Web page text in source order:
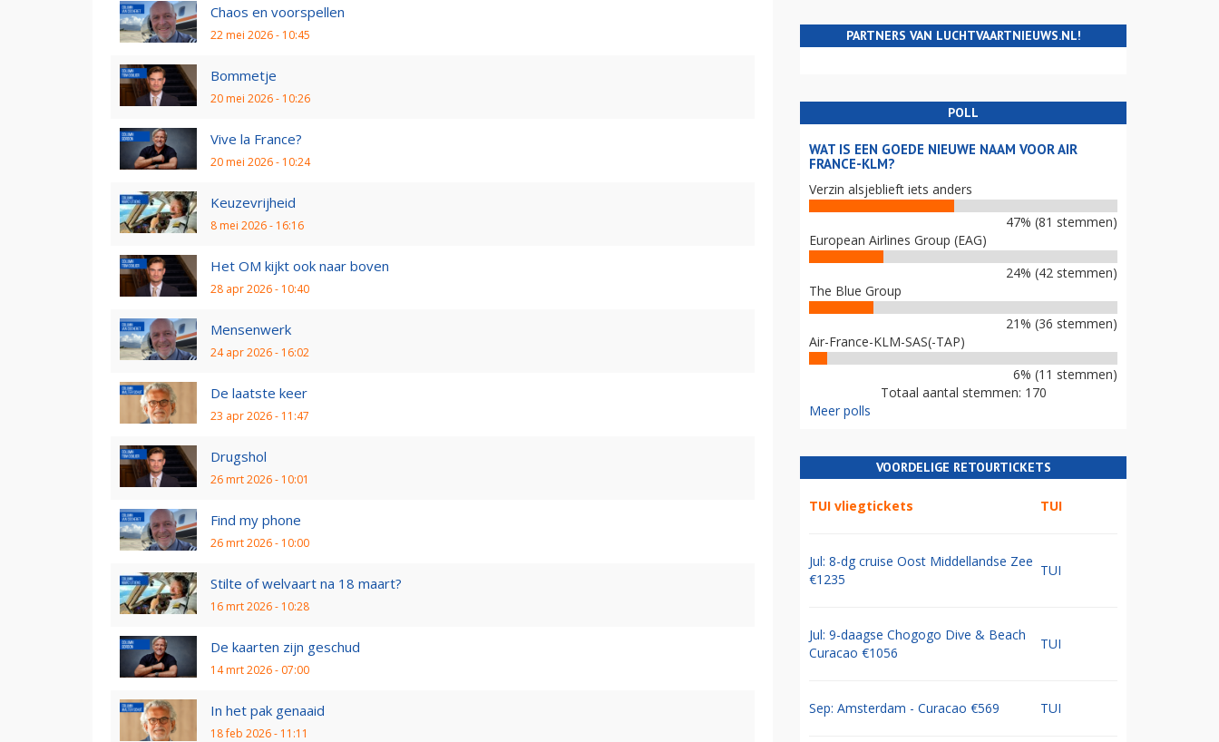
Chaos en voorspellen
22 mei 2026 - 10:45
Bommetje
20 mei 2026 - 10:26
Vive la France?
20 mei 2026 - 10:24
Keuzevrijheid
8 mei 2026 - 16:16
Het OM kijkt ook naar boven
28 apr 2026 - 10:40
Mensenwerk
24 apr 2026 - 16:02
De laatste keer
23 apr 2026 - 11:47
Drugshol
26 mrt 2026 - 10:01
Find my phone
26 mrt 2026 - 10:00
Stilte of welvaart na 18 maart?
16 mrt 2026 - 10:28
De kaarten zijn geschud
14 mrt 2026 - 07:00
In het pak genaaid
18 feb 2026 - 11:11
PARTNERS VAN LUCHTVAARTNIEUWS.NL!
POLL
WAT IS EEN GOEDE NIEUWE NAAM VOOR AIR
FRANCE-KLM?
Verzin alsjeblieft iets anders
47% (81 stemmen)
European Airlines Group (EAG)
24% (42 stemmen)
The Blue Group
21% (36 stemmen)
Air-France-KLM-SAS(-TAP)
6% (11 stemmen)
Totaal aantal stemmen: 170
Meer polls
VOORDELIGE RETOURTICKETS
TUI vliegtickets TUI
Jul: 8-dg cruise Oost Middellandse Zee
€1235
TUI
Jul: 9-daagse Chogogo Dive & Beach
Curacao €1056
TUI
Sep: Amsterdam - Curacao €569 TUI